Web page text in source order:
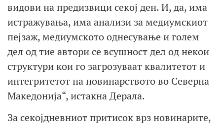
видови на предизвици секој ден. И, да, има
истражувања, има анализи за медиумскиот
пејзаж, медиумското однесување и голем
дел од тие автори се всушност дел од некои
структури кои го загрозуваат квалитетот и
интегритетот на новинарството во Северна
Македонија“, истакна Дерала.
За секојдневниот притисок врз новинарите,